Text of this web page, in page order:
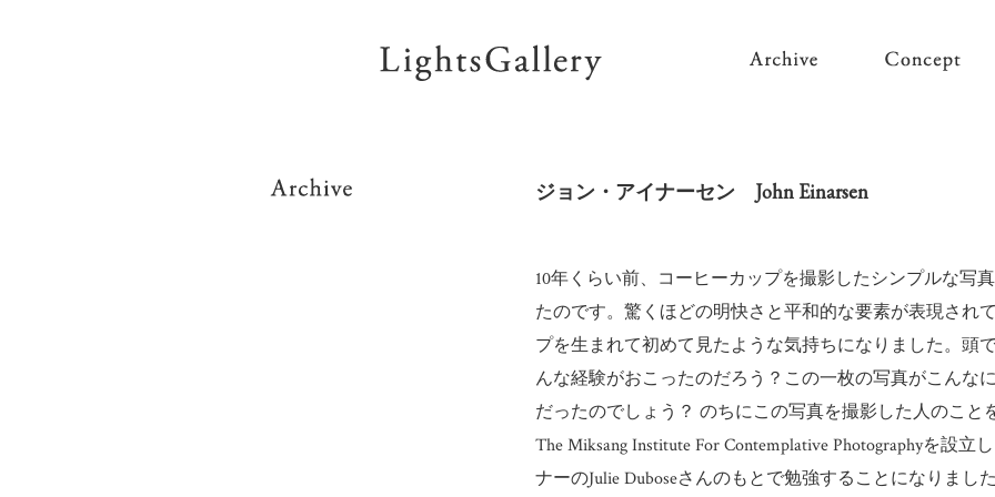
ジョン・アイナーセン John Einarsen
10年くらい前、コーヒーカップを撮影したシンプルな写
たのです。驚くほどの明快さと平和的な要素が表現され
プを生まれて初めて見たような気持ちになりました。頭
んな経験がおこったのだろう？この一枚の写真がこんな
だったのでしょう？ のちにこの写真を撮影した人のこと
The Miksang Institute For Contemplative Photographyを設
ナーのJulie Duboseさんのもとで勉強することになりまし